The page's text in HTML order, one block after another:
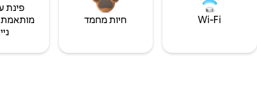
Wi‑Fi חיות מחמד
פינת